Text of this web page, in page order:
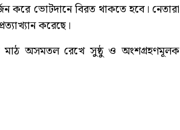
করে ভোটদানে বিরত থাকতে হবে। নেতারা
করেছে।
মাঠ অসমতল রেখে সুষ্ঠু ও অংশগ্রহণমূলক